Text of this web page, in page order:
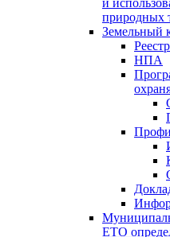
и
природных
Земельный
НПА
ЕТО